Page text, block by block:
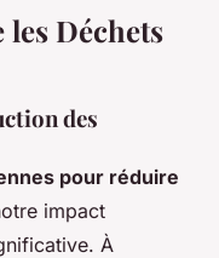
Déchets
des
pour réduire
impact
À